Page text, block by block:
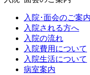
入院･面会のご案内
入院される方へ
入院の流れ
入院費用について
入院生活について
病室案内